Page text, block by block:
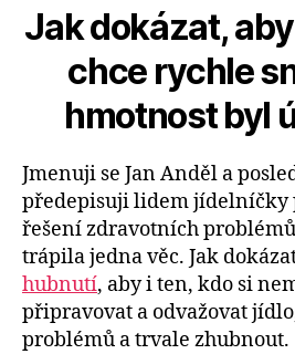
Jak dokázat,
chce rychle
hmotnost byl
Jmenuji se Jan Anděl a
předepisuji lidem jídelníčky
řešení zdravotních
trápila jedna věc. Jak
hubnutí, aby i ten, kdo si
připravovat a odvažovat
problémů a trvale zhubnout.